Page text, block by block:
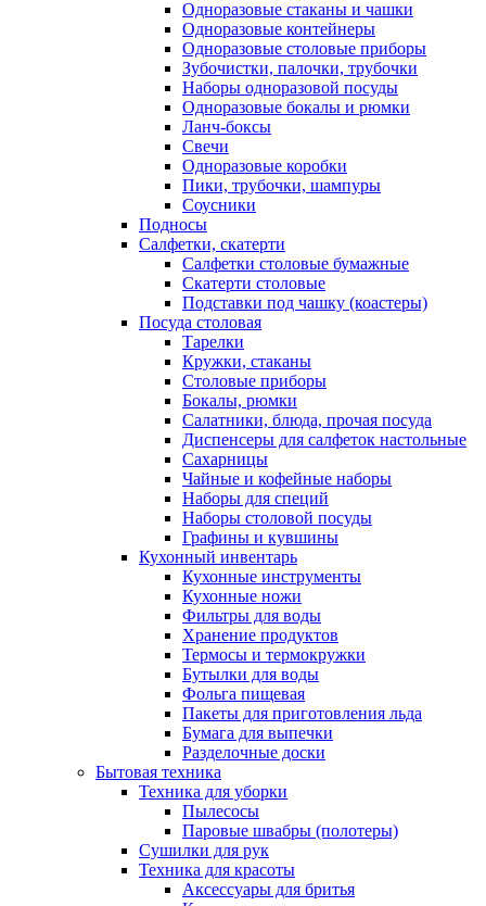
Одноразовые стаканы и чашки
Одноразовые контейнеры
Одноразовые столовые приборы
Зубочистки, палочки, трубочки
Наборы одноразовой посуды
Одноразовые бокалы и рюмки
Ланч-боксы
Свечи
Одноразовые коробки
Пики, трубочки, шампуры
Соусники
Подносы
Салфетки, скатерти
Салфетки столовые бумажные
Скатерти столовые
Подставки под чашку (коастеры)
Посуда столовая
Тарелки
Кружки, стаканы
Столовые приборы
Бокалы, рюмки
Салатники, блюда, прочая посуда
Диспенсеры для салфеток настольные
Сахарницы
Чайные и кофейные наборы
Наборы для специй
Наборы столовой посуды
Графины и кувшины
Кухонный инвентарь
Кухонные инструменты
Кухонные ножи
Фильтры для воды
Хранение продуктов
Термосы и термокружки
Бутылки для воды
Фольга пищевая
Пакеты для приготовления льда
Бумага для выпечки
Разделочные доски
Бытовая техника
Техника для уборки
Пылесосы
Паровые швабры (полотеры)
Сушилки для рук
Техника для красоты
Аксессуары для бритья